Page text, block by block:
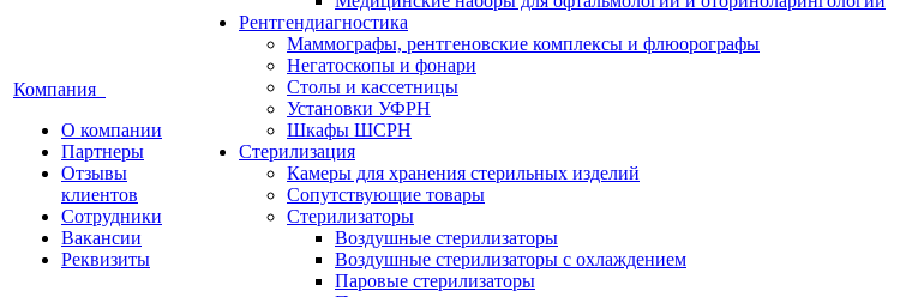
Компания
О компании
Партнеры
Отзывы
клиентов
Сотрудники
Вакансии
Реквизиты
Рентгендиагностика
Маммографы, рентгеновские комплексы и флюорографы
Негатоскопы и фонари
Столы и кассетницы
Установки УФРН
Шкафы ШСРН
Стерилизация
Камеры для хранения стерильных изделий
Сопутствующие товары
Стерилизаторы
Воздушные стерилизаторы
Воздушные стерилизаторы с охлаждением
Паровые стерилизаторы